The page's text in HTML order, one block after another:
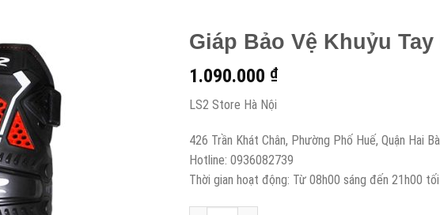
Giáp Bảo Vệ Khuỷu
1.090.000 ₫
LS2 Store Hà Nội
426 Trần Khát Chân, Phường Phố Huế, Quận Hai
Hotline: 0936082739
Thời gian hoạt động: Từ 08h00 sáng đến 21h00